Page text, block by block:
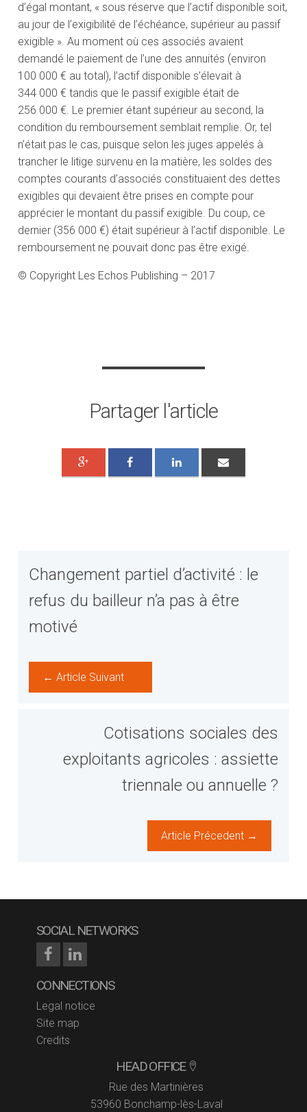
d’égal montant, « sous réserve que l’actif disponible soit,
au jour de l’exigibilité de l’échéance, supérieur au passif
exigible ». Au moment où ces associés avaient
demandé le paiement de l’une des annuités (environ
100 000 € au total), l’actif disponible s’élevait à
344 000 € tandis que le passif exigible était de
256 000 €. Le premier étant supérieur au second, la
condition du remboursement semblait remplie. Or, tel
n’était pas le cas, puisque selon les juges appelés à
trancher le litige survenu en la matière, les soldes des
comptes courants d’associés constituaient des dettes
exigibles qui devaient être prises en compte pour
apprécier le montant du passif exigible. Du coup, ce
dernier (356 000 €) était supérieur à l’actif disponible. Le
remboursement ne pouvait donc pas être exigé.
© Copyright Les Echos Publishing – 2017
Partager l'article
Changement partiel d’activité : le
refus du bailleur n’a pas à être
motivé
← Article Suivant
Cotisations sociales des
exploitants agricoles : assiette
triennale ou annuelle ?
Article Précedent →
SOCIAL NETWORKS
CONNECTIONS
Legal notice
Site map
Credits
HEAD OFFICE
Rue des Martinières
53960 Bonchamp-lès-Laval